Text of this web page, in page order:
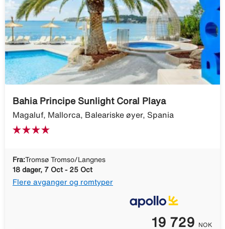
Bahia Principe Sunlight Coral Playa
Magaluf, Mallorca, Baleariske øyer, Spania
Fra:Tromsø Tromso/Langnes
18 dager, 7 Oct - 25 Oct
Flere avganger og romtyper
19 729 NOK